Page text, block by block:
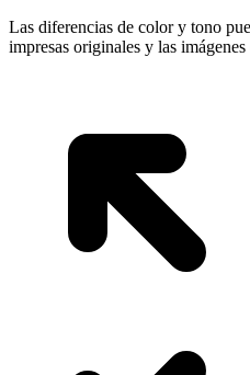
Las diferencias de color y tono
impresas originales y las imágenes